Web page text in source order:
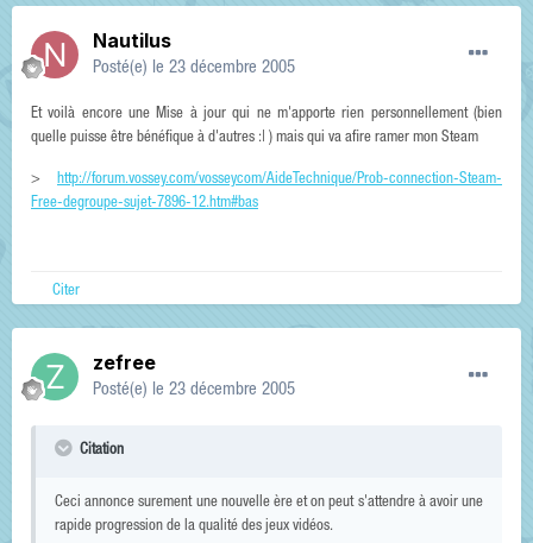
Nautilus
Posté(e) le 23 décembre 2005
Et voilà encore une Mise à jour qui ne m'apporte rien personnellement (bien
quelle puisse être bénéfique à d'autres :| ) mais qui va afire ramer mon Steam
> http://forum.vossey.com/vosseycom/AideTechnique/Prob-connection-Steam-
Free-degroupe-sujet-7896-12.htm#bas
Citer
zefree
Posté(e) le 23 décembre 2005
Citation
Ceci annonce surement une nouvelle ère et on peut s'attendre à avoir une
rapide progression de la qualité des jeux vidéos.